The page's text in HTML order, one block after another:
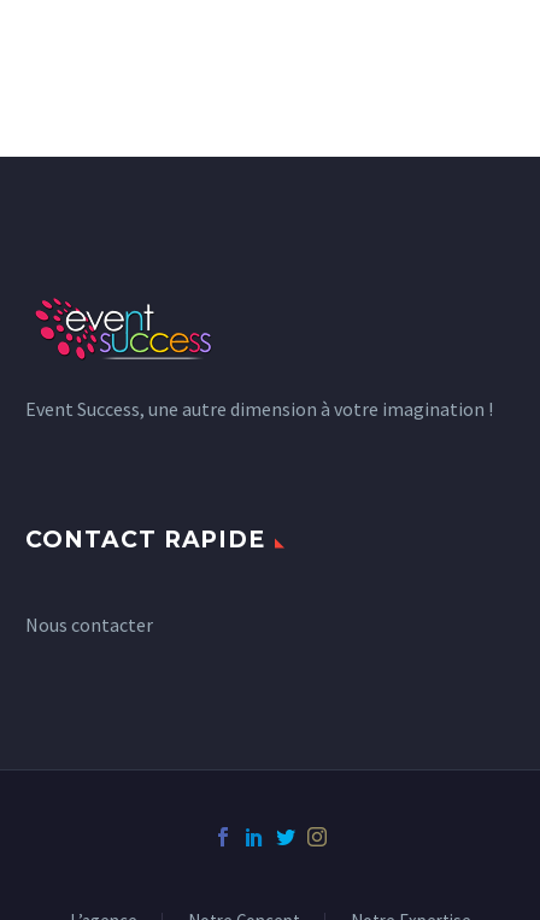
Event Success, une autre dimension à votre imagination !
CONTACT RAPIDE
Nous contacter